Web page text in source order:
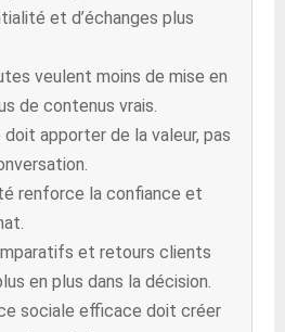
et d’échanges plus
veulent moins de mise en
de contenus vrais.
doit apporter de la valeur, pas
renforce la confiance et
et retours clients
en plus dans la décision.
sociale efficace doit créer